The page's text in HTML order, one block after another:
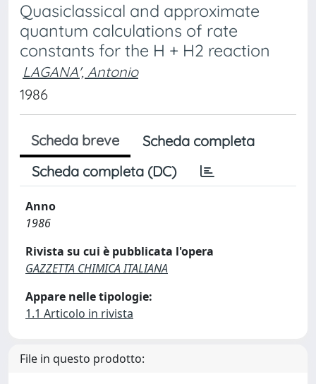
Quasiclassical and approximate
quantum calculations of rate
constants for the H + H2 reaction
LAGANA', Antonio
1986
Scheda breve
Scheda completa
Scheda completa (DC)
Anno
1986
Rivista su cui è pubblicata l'opera
GAZZETTA CHIMICA ITALIANA
Appare nelle tipologie:
1.1 Articolo in rivista
File in questo prodotto: